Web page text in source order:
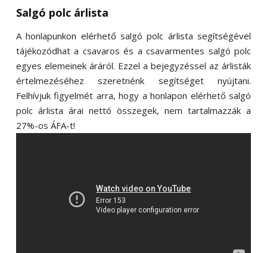
Salgó polc árlista
A honlapunkon elérhető salgó polc árlista segítségével
tájékozódhat a csavaros és a csavarmentes salgó polc
egyes elemeinek áráról. Ezzel a bejegyzéssel az árlisták
értelmezéséhez szeretnénk segítséget nyújtani.
Felhívjuk figyelmét arra, hogy a honlapon elérhető salgó
polc árlista árai nettó összegek, nem tartalmazzák a
27%-os ÁFA-t!